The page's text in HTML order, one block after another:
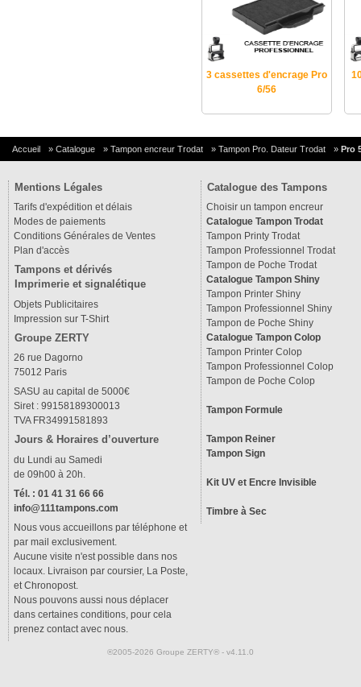
3 cassettes d'encrage Pro
6/56
Accueil » Catalogue » Tampon encreur Trodat » Tampon Pro. Dateur Trodat » Pro
Mentions Légales
Tarifs d'expédition et délais
Modes de paiements
Conditions Générales de Ventes
Plan d'accès
Tampons et dérivés
Imprimerie et signalétique
Objets Publicitaires
Impression sur T-Shirt
Groupe ZERTY
26 rue Dagorno
75012 Paris
SASU au capital de 5000€
Siret : 99158189300013
TVA FR34991581893
Jours & Horaires d’ouverture
du Lundi au Samedi
de 09h00 à 20h.
Tél. : 01 41 31 66 66
info@111tampons.com
Nous vous accueillons par téléphone et
par mail exclusivement.
Aucune visite n'est possible dans nos
locaux. Livraison par coursier, La Poste,
et Chronopost.
Nous pouvons aussi nous déplacer
dans certaines conditions, pour cela
prenez contact avec nous.
Catalogue des Tampons
Choisir un tampon encreur
Catalogue Tampon Trodat
Tampon Printy Trodat
Tampon Professionnel Trodat
Tampon de Poche Trodat
Catalogue Tampon Shiny
Tampon Printer Shiny
Tampon Professionnel Shiny
Tampon de Poche Shiny
Catalogue Tampon Colop
Tampon Printer Colop
Tampon Professionnel Colop
Tampon de Poche Colop
Tampon Formule
Tampon Reiner
Tampon Sign
Kit UV et Encre Invisible
Timbre à Sec
®2005-2026 Groupe ZERTY® - v4.11.0